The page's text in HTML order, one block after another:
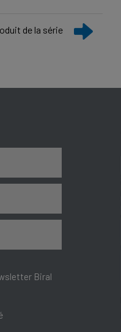
de la série
Biral